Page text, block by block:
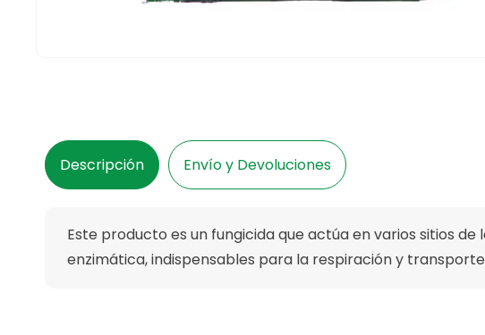
Descripción Envío y Devoluciones
Este producto es un fungicida que actúa en varios sitios
enzimática, indispensables para la respiración y